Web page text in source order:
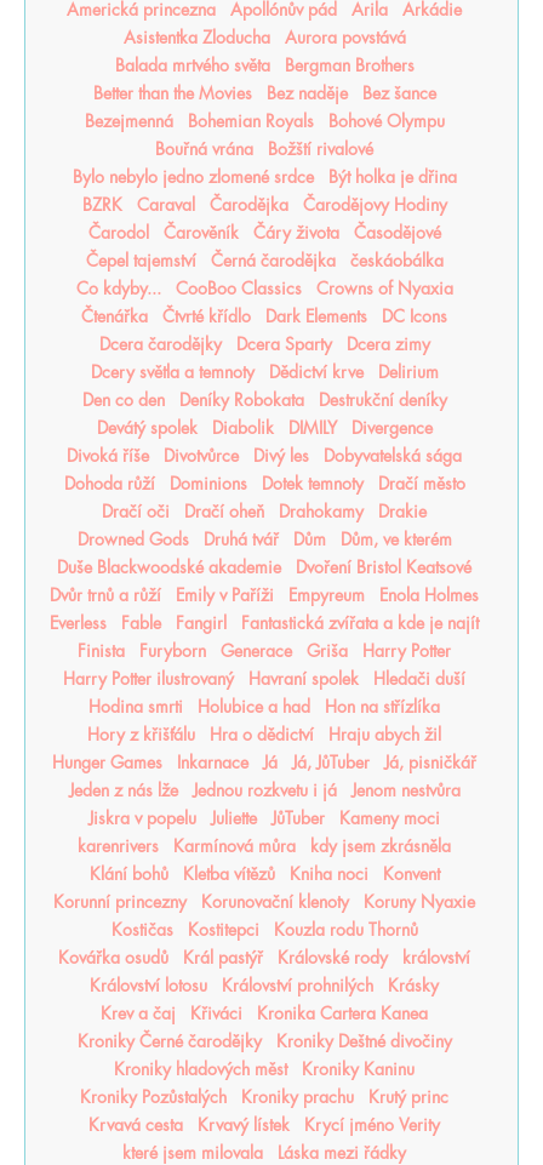
Americká princezna
Apollónův pád Arila
Arkádie
Asistentka Zloducha
Aurora povstává
Balada mrtvého světa
Bergman Brothers
Better than the Movies
Bez naděje
Bez šance
Bezejmenná
Bohemian Royals
Bohové Olympu
Bouřná vrána
Božští rivalové
Bylo nebylo jedno zlomené srdce
Být holka je dřina
BZRK
Caraval Čarodějka
Čarodějovy Hodiny
Čarodol
Čarověník Čáry života
Časodějové
Čepel tajemství
Černá čarodějka
českáobálka
Co kdyby...
CooBoo Classics
Crowns of Nyaxia
Čtenářka
Čtvrté křídlo Dark Elements
DC Icons
Dcera čarodějky
Dcera Sparty
Dcera zimy
Dcery světla a temnoty
Dědictví krve
Delirium
Den co den
Deníky Robokata
Destrukční deníky
Devátý spolek
Diabolik DIMILY
Divergence
Divoká říše
Divotvůrce Divý les
Dobyvatelská sága
Dohoda růží
Dominions Dotek temnoty
Dračí město
Dračí oči
Dračí oheň Drahokamy
Drakie
Drowned Gods
Druhá tvář Dům
Dům, ve kterém
Duše Blackwoodské akademie
Dvoření Bristol Keatsové
Dvůr trnů a růží
Emily v Paříži Empyreum
Enola Holmes
Everless
Fable Fangirl
Fantastická zvířata a kde je najít
Finista
Furyborn Generace Griša
Harry Potter
Harry Potter ilustrovaný
Havraní spolek
Hledači duší
Hodina smrti
Holubice a had
Hon na střízlíka
Hory z křišťálu
Hra o dědictví
Hraju abych žil
Hunger Games
Inkarnace Já Já, JůTuber
Já, pisničkář
Jeden z nás lže
Jednou rozkvetu i já
Jenom nestvůra
Jiskra v popelu
Juliette JůTuber
Kameny moci
karenrivers
Karmínová můra
kdy jsem zkrásněla
Klání bohů
Kletba vítězů Kniha noci
Konvent
Korunní princezny
Korunovační klenoty
Koruny Nyaxie
Kostičas
Kostitepci
Kouzla rodu Thornů
Kovářka osudů
Král pastýř Královské rody
království
Království lotosu
Království prohnilých
Krásky
Krev a čaj
Křiváci
Kronika Cartera Kanea
Kroniky Černé čarodějky
Kroniky Deštné divočiny
Kroniky hladových měst
Kroniky Kaninu
Kroniky Pozůstalých
Kroniky prachu
Krutý princ
Krvavá cesta
Krvavý lístek
Krycí jméno Verity
které jsem milovala
Láska mezi řádky